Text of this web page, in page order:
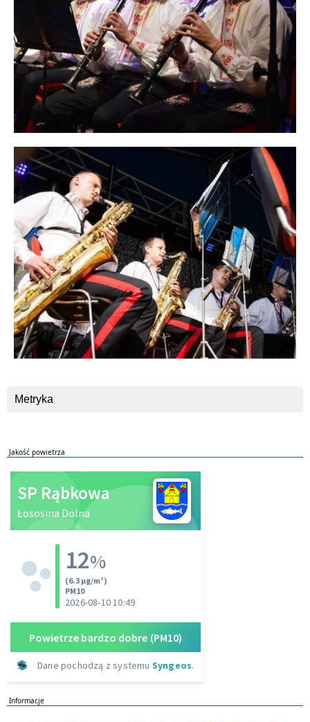
Metryka
Jakość powietrza
Informacje